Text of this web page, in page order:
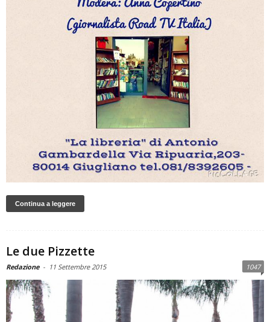
Continua a leggere
Le due Pizzette
Redazione - 11 Settembre 2015 1047